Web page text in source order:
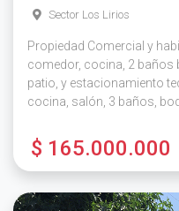
Sector Los Lirios
Propiedad Comercial y
comedor, cocina, 2 baños
patio, y estacionamiento
cocina, salón, 3 baños,
$ 165.000.000